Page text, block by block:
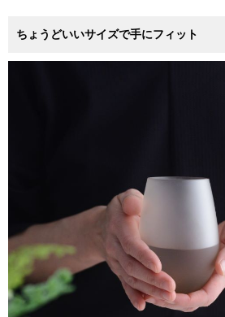
ちょうどいいサイズで手にフィット